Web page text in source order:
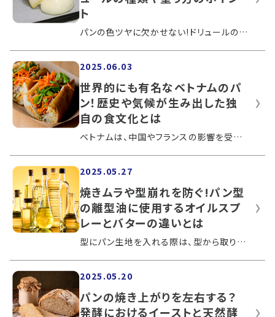
ト
パンの色ツヤに欠かせない!ドリュールの種類や塗り方のポイントパン作りには、焼き上がりの色とツヤを大きく左右するドリュールを塗る工程...
2025.06.03
世界的にも有名なベトナムのパ
ン！歴史や気候が生み出した独
自の食文化とは
ベトナムは、中国やフランスの影響を受けながらも、独自の食文化を築いてきました。とくにパンは、米や麺に並ぶ国民食として根付き、食卓に...
2025.05.27
焼きムラや型崩れを防ぐ!パン型
の離型油に使用するオイルスプ
レーとバターの違いとは
型にパン生地を入れる際は、型から取り出しやすくなるよう離型油を塗布します。オイルスプレーで塗布する、バターを塗るといった方法があり...
2025.05.20
パンの焼き上がりを左右する？
発酵におけるイーストと天然酵